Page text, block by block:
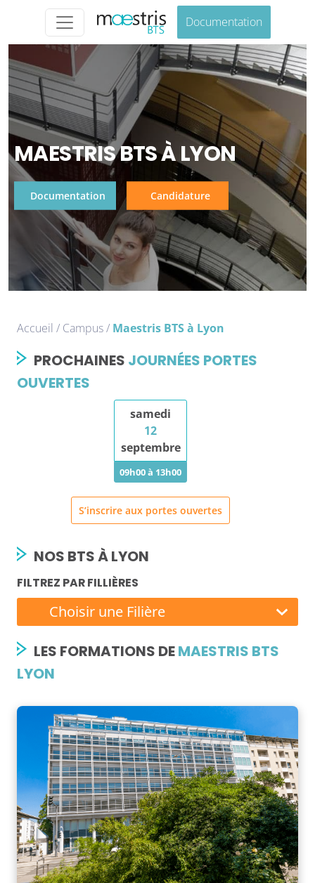
Documentation
MAESTRIS BTS À LYON
Documentation Candidature
Accueil / Campus/ Maestris BTS à Lyon
PROCHAINES JOURNÉES PORTES
OUVERTES
samedi
12
septembre
09h00 à 13h00
S’inscrire aux portes ouvertes
NOS BTS À LYON
FILTREZ PAR FILLIÈRES
LES FORMATIONS DEMAESTRIS BTS
LYON